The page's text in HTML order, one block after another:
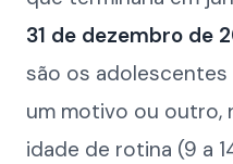
31 de dezembro de
são os adolescentes
um motivo ou outro,
idade de rotina (9 a